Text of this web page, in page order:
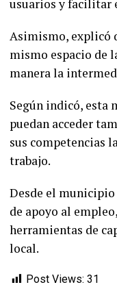
usuarios y facilitar
Asimismo, explicó
mismo espacio de
manera la
Según indicó, esta
puedan acceder
sus competencias
trabajo.
Desde el
de apoyo al
herramientas de
local.
Post Views: 31